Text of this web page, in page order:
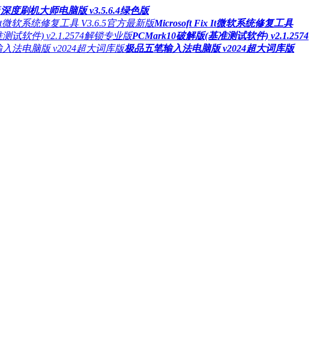
深度刷机大师电脑版 v3.5.6.4绿色版
Microsoft Fix It微软系统修复工具
PCMark10破解版(基准测试软件) v2.1.2574
极品五笔输入法电脑版 v2024超大词库版